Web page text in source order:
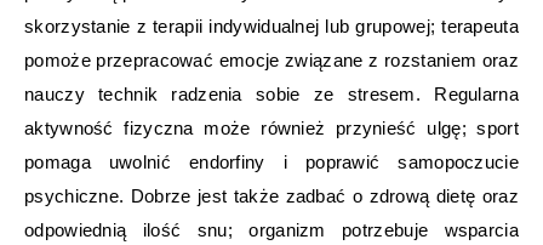
skorzystanie z terapii indywidualnej lub grupowej; terapeuta
pomoże przepracować emocje związane z rozstaniem oraz
nauczy technik radzenia sobie ze stresem. Regularna
aktywność fizyczna może również przynieść ulgę; sport
pomaga uwolnić endorfiny i poprawić samopoczucie
psychiczne. Dobrze jest także zadbać o zdrową dietę oraz
odpowiednią ilość snu; organizm potrzebuje wsparcia